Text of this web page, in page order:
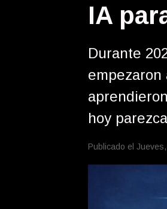
IA
Durante
hoy
Publicado el